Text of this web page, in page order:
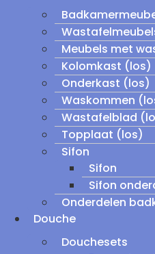
Meubels met
Kolomkast (los)
Onderkast (los)
Waskommen
Wastafelblad
Topplaat (los)
Sifon
Sifon
Sifon
Onderdelen
Douche
Douchesets